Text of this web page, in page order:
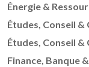
Énergie &
Études, Conseil &
Études, Conseil &
Finance, Banque